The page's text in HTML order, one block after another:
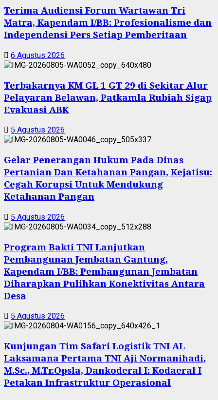
Terima Audiensi Forum Wartawan Tri
Matra, Kapendam I/BB: Profesionalisme dan
Independensi Pers Setiap Pemberitaan
6 Agustus 2026
Terbakarnya KM GL 1 GT 29 di Sekitar Alur
Pelayaran Belawan, Patkamla Rubiah Sigap
Evakuasi ABK
5 Agustus 2026
Gelar Penerangan Hukum Pada Dinas
Pertanian Dan Ketahanan Pangan, Kejatisu:
Cegah Korupsi Untuk Mendukung
Ketahanan Pangan
5 Agustus 2026
Program Bakti TNI Lanjutkan
Pembangunan Jembatan Gantung,
Kapendam I/BB: Pembangunan Jembatan
Diharapkan Pulihkan Konektivitas Antara
Desa
5 Agustus 2026
Kunjungan Tim Safari Logistik TNI AL
Laksamana Pertama TNI Aji Normanihadi,
M.Sc., M.Tr.Opsla, Dankoderal I: Kodaeral I
Petakan Infrastruktur Operasional